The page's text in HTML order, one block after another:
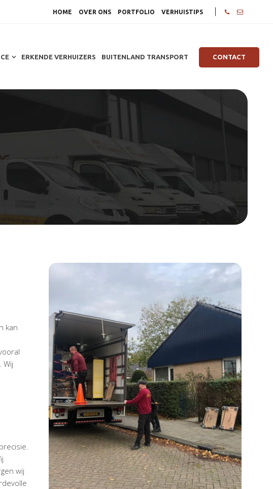
HOME OVER ONS PORTFOLIO VERHUISTIPS
ERKENDE VERHUIZERS BUITENLAND TRANSPORT CONTACT
kan
Wij
wij